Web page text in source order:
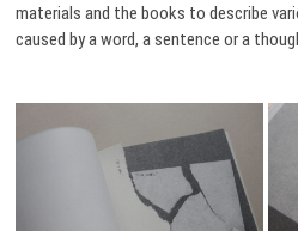
materials and the books to describe
caused by a word, a sentence or a